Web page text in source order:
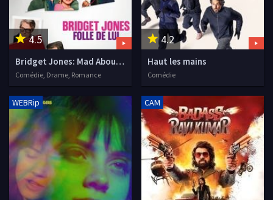
4.5
Bridget Jones: Mad About the Boy
Comédie, Drame, Romance
4.2
Haut les mains
Comédie
WEBRip CAM